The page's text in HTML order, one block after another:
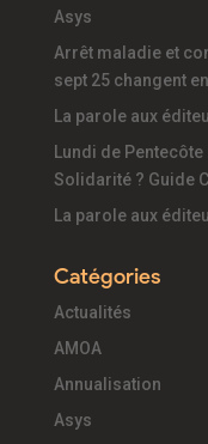
Asys
Arrêt maladie et
sept 25 changent
La parole aux
Lundi de
Solidarité ? Guide
La parole aux
Catégories
Actualités
AMOA
Annualisation
Asys